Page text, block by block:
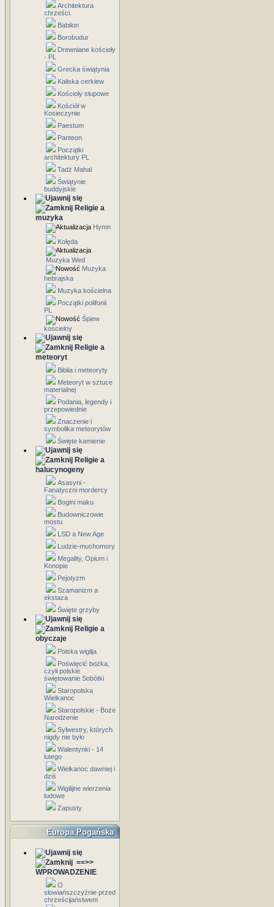
Architektura
chrześci.
Babilon
Borobudur
Drewniane kościoły
- PL
Grecka świątynia
Kaliska cerkiew
Kościoły słupowe
Kościół w
Kosieczynie
Paestum
Panteon
Początki
architektury PL
Tadż Mahal
Świątynie
buddyjskie
Religie a
muzyka
Hymn
Kolęda
Muzyka Wed
Muzyka
hebrajska
Muzyka kościelna
Początki polifonii
PL
Śpiew
kościelny
Religie a
meteoryt
Biblia i meteoryty
Meteoryt w sztuce
materialnej
Podania, legendy i
przepowiednie
Znaczenie i
symbolika meteorytów
Święte kamienie
Religie a
halucynogeny
Asasyni -
Fanatyczni mordercy
Bogini maku
Budowniczowie
mostu
LSD a New Age
Ludzie-muchomory
Megality, Opium i
Konopie
Pejotyzm
Szamanizm a
ekstaza
Święte grzyby
Religie a
obyczaje
Polska wigilja
Poświęcić bożka,
czyli polskie
świętowanie Sobótki
Staropolska
Wielkanoc
Staropolskie - Boże
Narodzenie
Sylwestry, których
nigdy nie było
Walentynki - 14
lutego
Wielkanoc dawniej i
dziś
Wigilijne wierzenia
ludowe
Zapusty
Europa Pogańska
==>>
WPROWADZENIE
O
słowiańszczyźnie przed
chrześcijaństwem